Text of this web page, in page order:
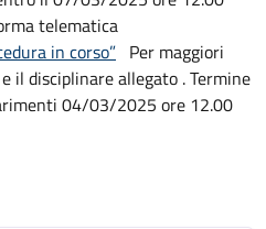
telematica
in corso” Per maggiori
il disciplinare allegato . Termine
04/03/2025 ore 12.00